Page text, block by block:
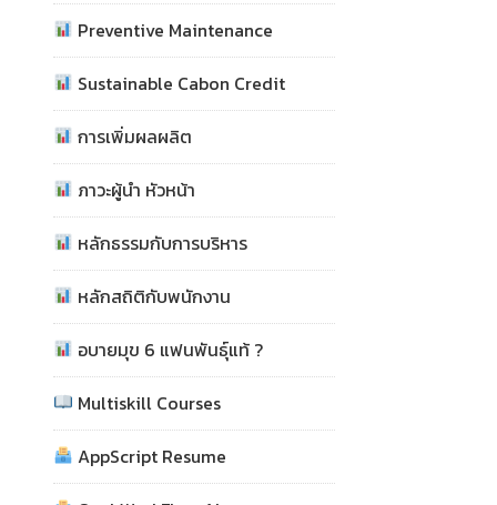
Preventive Maintenance
Sustainable Cabon Credit
การเพิ่มผลผลิต
ภาวะผู้นำ หัวหน้า
หลักธรรมกับการบริหาร
หลักสถิติกับพนักงาน
อบายมุข 6 แฟนพันธุ์แท้ ?
Multiskill Courses
AppScript Resume